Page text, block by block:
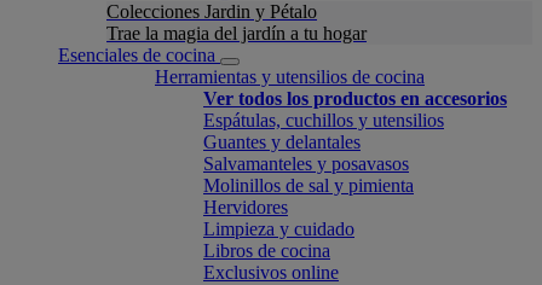
Colecciones Jardin y Pétalo
Trae la magia del jardín a tu hogar
Esenciales de cocina
Herramientas y utensilios de cocina
Ver todos los productos en accesorios
Espátulas, cuchillos y utensilios
Guantes y delantales
Salvamanteles y posavasos
Molinillos de sal y pimienta
Hervidores
Limpieza y cuidado
Libros de cocina
Exclusivos online